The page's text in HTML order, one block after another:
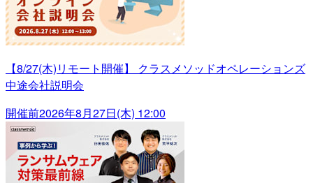
【8/27(木)リモート開催】 クラスメソッドオペレーションズ
中途会社説明会
開催前2026年8月27日(木) 12:00